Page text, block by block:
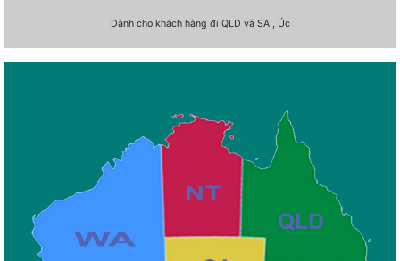
Dành cho khách hàng đi QLD và SA , Úc